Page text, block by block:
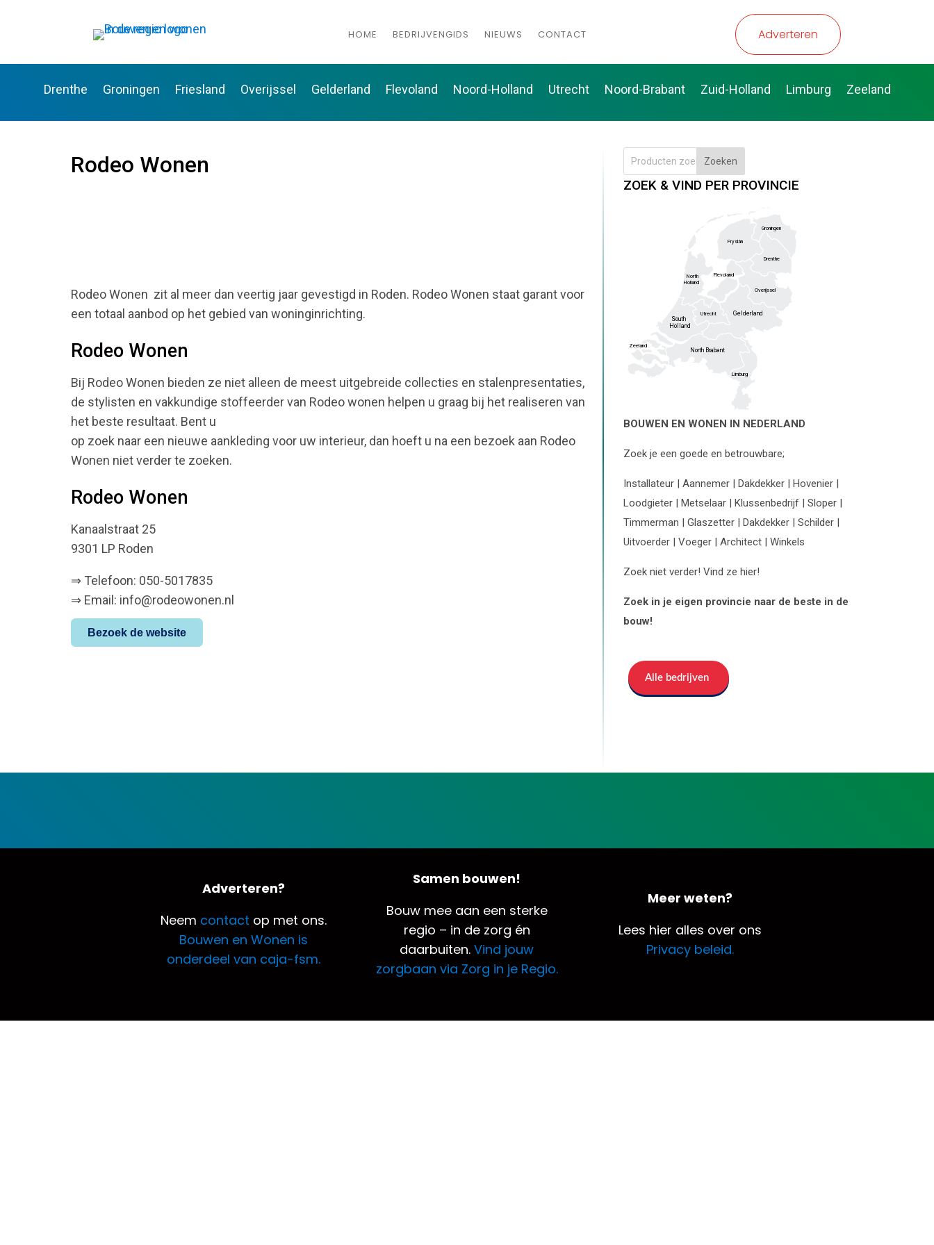
HOME BEDRIJVENGIDS NIEUWS CONTACT Adverteren
Drenthe Groningen Friesland Overijssel Gelderland Flevoland Noord-Holland Utrecht Noord-Brabant Zuid-Holland Limburg Zeeland
Rodeo Wonen
Rodeo Wonen zit al meer dan veertig jaar gevestigd in Roden. Rodeo Wonen staat garant voor
een totaal aanbod op het gebied van woninginrichting.
Rodeo Wonen
Bij Rodeo Wonen bieden ze niet alleen de meest uitgebreide collecties en stalenpresentaties,
de stylisten en vakkundige stoffeerder van Rodeo wonen helpen u graag bij het realiseren van
het beste resultaat. Bent u
op zoek naar een nieuwe aankleding voor uw interieur, dan hoeft u na een bezoek aan Rodeo
Wonen niet verder te zoeken.
Rodeo Wonen
Kanaalstraat 25
9301 LP Roden
⇒ Telefoon: 050-5017835
⇒ Email: info@rodeowonen.nl
Bezoek de website
Zoeken
ZOEK & VIND PER PROVINCIE
Drenthe
Flevoland
Fryslân
Gelderland
Groningen
Limburg
North Brabant
North
Holland
Overijssel
South
Holland
Utrecht
Zeeland
BOUWEN EN WONEN IN NEDERLAND
Zoek je een goede en betrouwbare;
Installateur | Aannemer | Dakdekker | Hovenier |
Loodgieter | Metselaar | Klussenbedrijf | Sloper |
Timmerman | Glaszetter | Dakdekker | Schilder |
Uitvoerder | Voeger | Architect | Winkels
Zoek niet verder! Vind ze hier!
Zoek in je eigen provincie naar de beste in de
bouw!
Alle bedrijven
Adverteren?
Neem contact op met ons.
Bouwen en Wonen is
onderdeel van caja-fsm.
Samen bouwen!
Bouw mee aan een sterke
regio – in de zorg én
daarbuiten.Vind jouw
zorgbaan via Zorg in je Regio.
Meer weten?
Lees hier alles over ons
Privacy beleid.